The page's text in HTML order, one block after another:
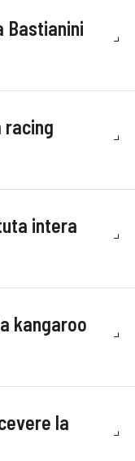
Bastianini
racing
intera
kangaroo
la